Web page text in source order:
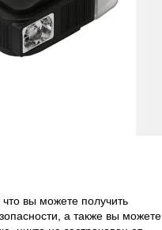
вы можете получить
а также вы можете